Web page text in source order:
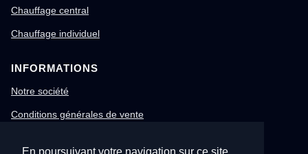
En poursuivant votre navigation sur ce site,
Chauffage central
Chauffage individuel
INFORMATIONS
Notre société
Conditions générales de vente